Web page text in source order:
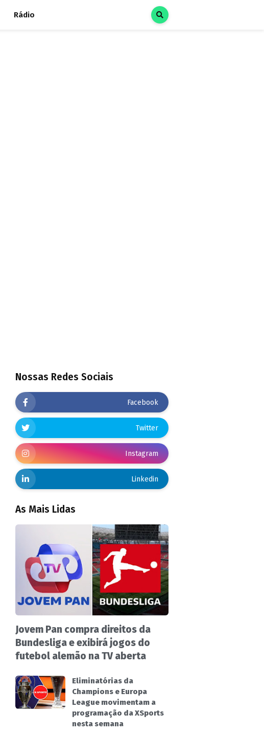
Rádio
Nossas Redes Sociais
Facebook
Twitter
Instagram
Linkedin
As Mais Lidas
Jovem Pan compra direitos da
Bundesliga e exibirá jogos do
futebol alemão na TV aberta
Eliminatórias da
Champions e Europa
League movimentam a
programação da XSports
nesta semana